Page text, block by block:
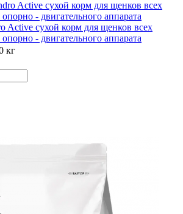
Active сухой корм для щенков всех
- двигательного аппарата
кг